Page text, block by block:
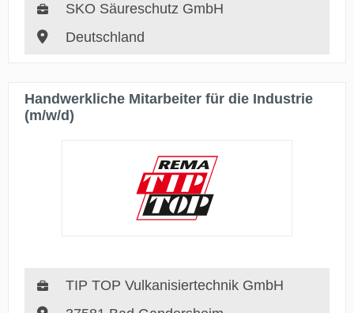
SKO Säureschutz GmbH
Deutschland
Handwerkliche Mitarbeiter für die Industrie
(m/w/d)
TIP TOP Vulkanisiertechnik GmbH